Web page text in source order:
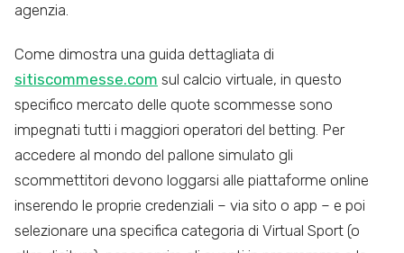
agenzia.
Come dimostra una guida dettagliata di
sitiscommesse.com sul calcio virtuale, in questo
specifico mercato delle quote scommesse sono
impegnati tutti i maggiori operatori del betting. Per
accedere al mondo del pallone simulato gli
scommettitori devono loggarsi alle piattaforme online
inserendo le proprie credenziali – via sito o app – e poi
selezionare una specifica categoria di Virtual Sport (o